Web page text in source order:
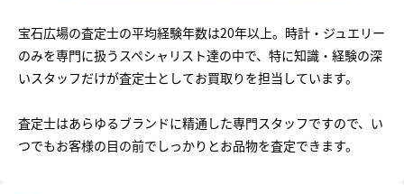
宝石広場の査定士の平均経験年数は20年以上。時計・ジュエリー
のみを専門に扱うスペシャリスト達の中で、特に知識・経験の深
いスタッフだけが査定士としてお買取りを担当しています。
査定士はあらゆるブランドに精通した専門スタッフですので、い
つでもお客様の目の前でしっかりとお品物を査定できます。